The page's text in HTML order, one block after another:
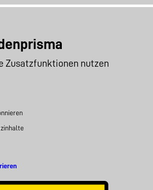
Zusatzfunktionen nutzen